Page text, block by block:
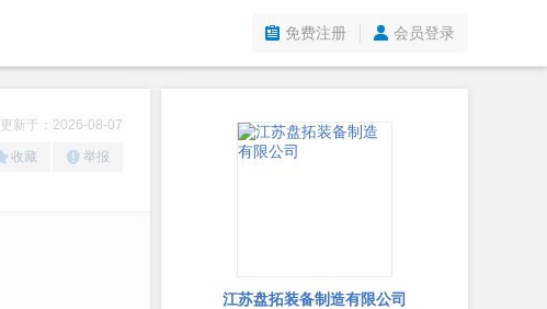
免费注册 会员登录
更新于：2026-08-07
收藏 举报
江苏盘拓装备制造有限公司